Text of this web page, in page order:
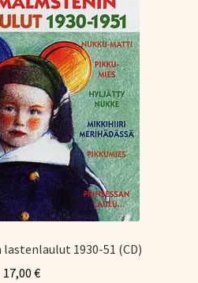
1930-51 (CD)
17,00 €